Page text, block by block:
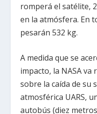
romperá el satélite,
en la atmósfera. En
pesarán 532 kg.
A medida que se
impacto, la NASA va
sobre la caída de su
atmosférica UARS,
autobús (diez